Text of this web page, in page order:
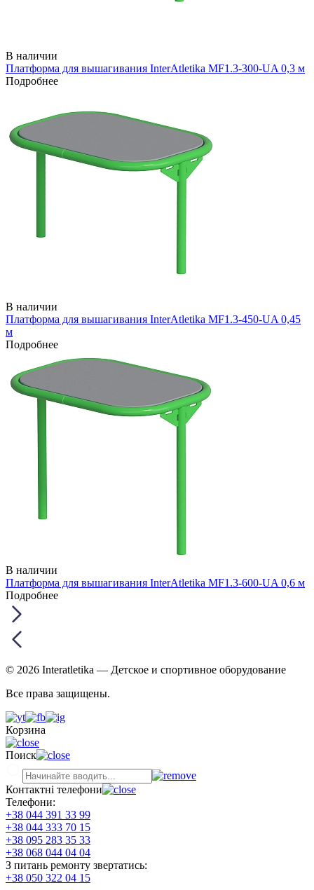
В наличии
Платформа для вышагивания InterAtletika MF1.3-300-UA 0,3 м
Подробнее
В наличии
Платформа для вышагивания InterAtletika MF1.3-450-UA 0,45
м
Подробнее
В наличии
Платформа для вышагивания InterAtletika MF1.3-600-UA 0,6 м
Подробнее
© 2026 Interatletika — Детское и спортивное оборудование
Все права защищены.
Корзина
Поиск
Контактні телефони
Телефони:
+38 044 391 33 99
+38 044 333 70 15
+38 095 283 35 33
+38 068 044 04 04
З питань ремонту звертатись:
+38 050 322 04 15